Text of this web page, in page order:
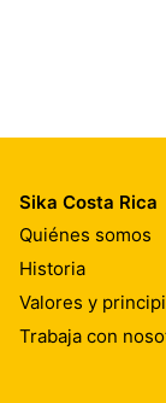
Sika Costa Rica
Quiénes somos
Historia
Valores y
Trabaja con